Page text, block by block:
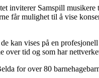
Samspill
får mulighet til å vise
kan vises på en
over tid og som har
for over 80